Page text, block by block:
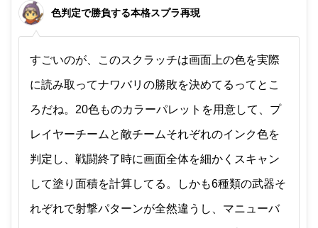
色判定で勝負する本格スプラ再現
すごいのが、このスクラッチは画面上の色を実際
に読み取ってナワバリの勝敗を決めてるってとこ
ろだね。20色ものカラーパレットを用意して、プ
レイヤーチームと敵チームそれぞれのインク色を
判定し、戦闘終了時に画面全体を細かくスキャン
して塗り面積を計算してる。しかも6種類の武器そ
れぞれで射撃パターンが全然違うし、マニューバ